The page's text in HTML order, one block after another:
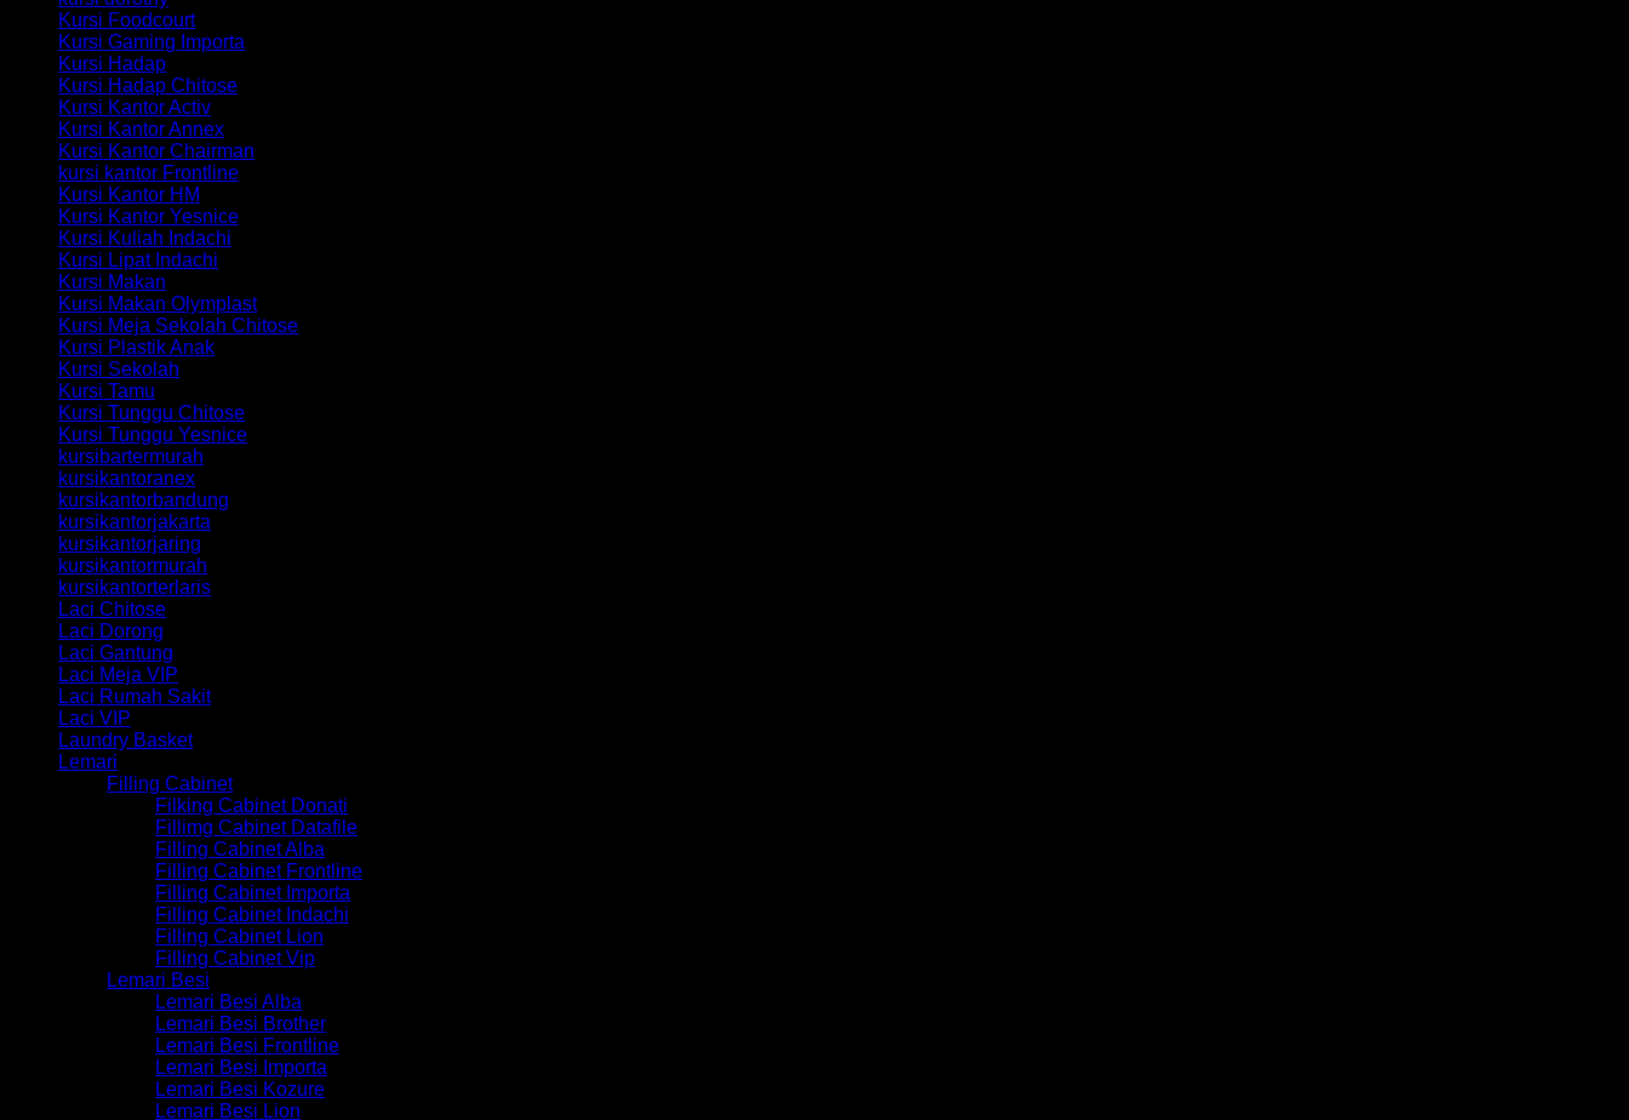
Kursi Foodcourt
Kursi Gaming Importa
Kursi Hadap
Kursi Hadap Chitose
Kursi Kantor Activ
Kursi Kantor Annex
Kursi Kantor Chairman
kursi kantor Frontline
Kursi Kantor HM
Kursi Kantor Yesnice
Kursi Kuliah Indachi
Kursi Lipat Indachi
Kursi Makan
Kursi Makan Olymplast
Kursi Meja Sekolah Chitose
Kursi Plastik Anak
Kursi Sekolah
Kursi Tamu
Kursi Tunggu Chitose
Kursi Tunggu Yesnice
kursibartermurah
kursikantoranex
kursikantorbandung
kursikantorjakarta
kursikantorjaring
kursikantormurah
kursikantorterlaris
Laci Chitose
Laci Dorong
Laci Gantung
Laci Meja VIP
Laci Rumah Sakit
Laci VIP
Laundry Basket
Lemari
Filling Cabinet
Filking Cabinet Donati
Fillimg Cabinet Datafile
Filling Cabinet Alba
Filling Cabinet Frontline
Filling Cabinet Importa
Filling Cabinet Indachi
Filling Cabinet Lion
Filling Cabinet Vip
Lemari Besi
Lemari Besi Alba
Lemari Besi Brother
Lemari Besi Frontline
Lemari Besi Importa
Lemari Besi Kozure
Lemari Besi Lion